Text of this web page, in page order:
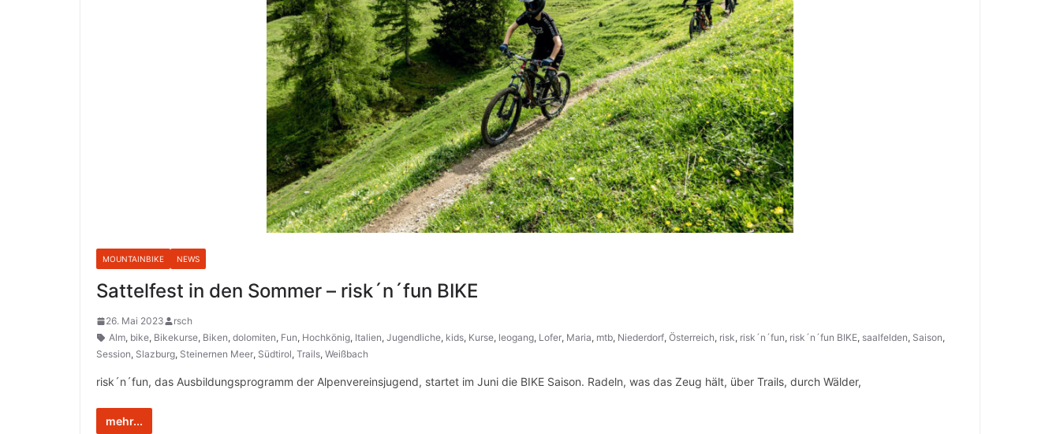
MOUNTAINBIKE NEWS
Sattelfest in den Sommer – risk´n´fun BIKE
26. Mai 2023
rsch
Alm, bike, Bikekurse, Biken, dolomiten, Fun, Hochkönig, Italien, Jugendliche, kids, Kurse, leogang, Lofer, Maria, mtb, Niederdorf, Österreich, risk, risk´n´fun, risk´n´fun BIKE, saalfelden, Saison,
Session, Slazburg, Steinernen Meer, Südtirol, Trails, Weißbach
risk´n´fun, das Ausbildungsprogramm der Alpenvereinsjugend, startet im Juni die BIKE Saison. Radeln, was das Zeug hält, über Trails, durch Wälder,
mehr...